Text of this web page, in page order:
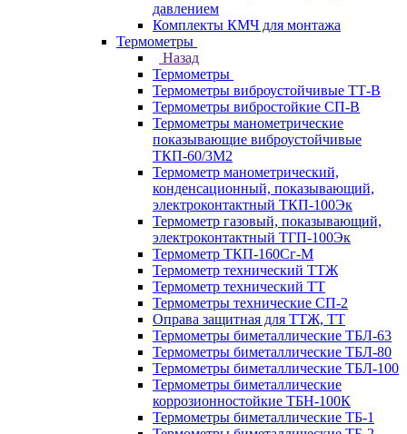
давлением
Комплекты КМЧ для монтажа
Термометры
Назад
Термометры
Термометры виброустойчивые ТТ-В
Термометры вибростойкие СП-В
Термометры манометрические
показывающие виброустойчивые
ТКП-60/3М2
Термометр манометрический,
конденсационный, показывающий,
электроконтактный ТКП-100Эк
Термометр газовый, показывающий,
электроконтактный ТГП-100Эк
Термометр ТКП-160Сг-М
Термометр технический ТТЖ
Термометр технический ТТ
Термометры технические СП-2
Оправа защитная для ТТЖ, ТТ
Термометры биметаллические ТБЛ-63
Термометры биметаллические ТБЛ-80
Термометры биметаллические ТБЛ-100
Термометры биметаллические
коррозионностойкие ТБН-100К
Термометры биметаллические ТБ-1